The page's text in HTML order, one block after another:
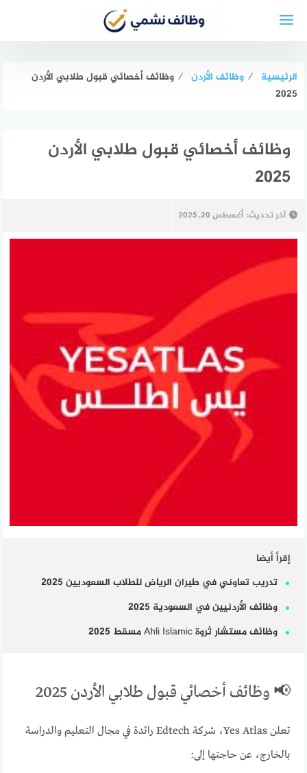
الرئيسية ⁄ وظائف الأردن ⁄ وظائف أخصائي قبول طلابي الأردن
2025
وظائف أخصائي قبول طلابي الأردن
2025
آخر تحديث: أغسطس 20, 2025
إقرأ أيضا
تدريب تعاوني في طيران الرياض للطلاب السعوديين 2025
وظائف الأردنيين في السعودية 2025
وظائف مستشار ثروة Ahli Islamic مسقط 2025
📢 وظائف أخصائي قبول طلابي الأردن 2025
تعلن Yes Atlas، شركة Edtech رائدة في مجال التعليم والدراسة
بالخارج، عن حاجتها إلى: